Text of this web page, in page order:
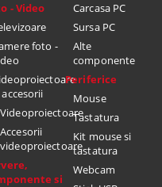
- Video
foto -
accesorii
Videoproiectoare
Accesorii
videoproiectoare
si
Carcasa PC
Sursa PC
Alte
componente
Periferice
Mouse
Tastatura
Kit mouse si
tastatura
Webcam